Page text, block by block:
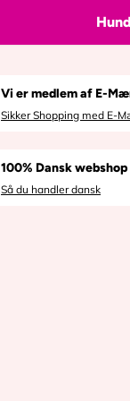
Hund
Vi er medlem af E-
Sikker Shopping med E-
100% Dansk webshop
Så du handler dansk